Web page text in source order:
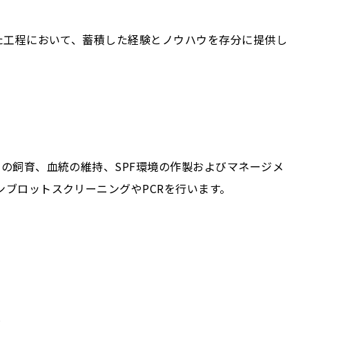
程において、蓄積した経験とノウハウを存分に提供し
飼育、血統の維持、SPF環境の作製およびマネージメ
ロットスクリーニングやPCRを行います。